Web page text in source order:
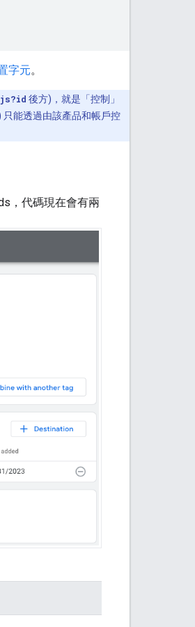
字元。
js?id 後方)，就是「控制」
只能透過由該產品和帳戶控
，代碼現在會有兩